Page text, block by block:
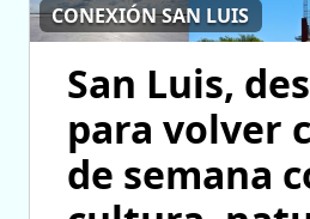
CONEXIÓN SAN LUIS
San Luis,
para volver
de semana